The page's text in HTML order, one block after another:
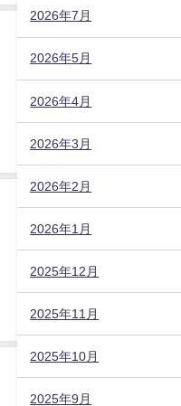
2026年7月
2026年5月
2026年4月
2026年3月
2026年2月
2026年1月
2025年12月
2025年11月
2025年10月
2025年9月